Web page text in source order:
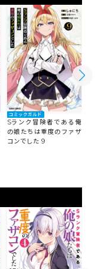
コミックガルド
Sランク冒険者である俺
の娘たちは重度のファザ
コンでした 9